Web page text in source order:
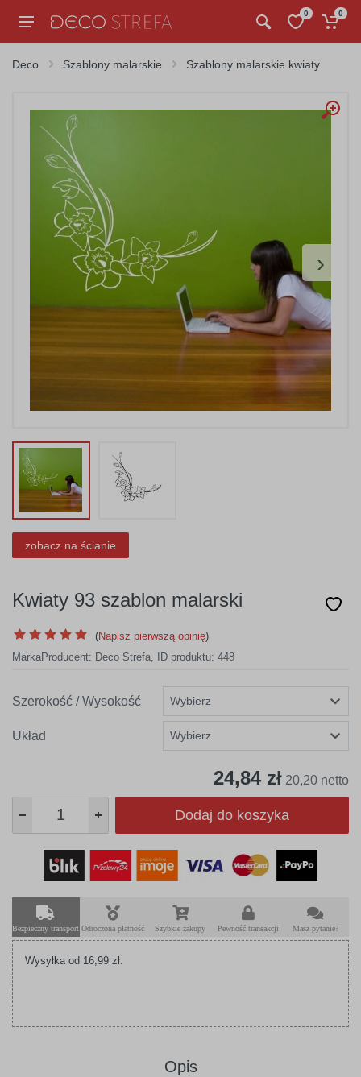
0 0
Deco Szablony malarskie Szablony malarskie kwiaty
›
zobacz na ścianie
Kwiaty 93 szablon malarski
(Napisz pierwszą opinię)
MarkaProducent: Deco Strefa, ID produktu: 448
Szerokość / Wysokość
Układ
24,84 zł 20,20 netto
Dodaj do koszyka
Bezpieczny transport Odroczona płatność Szybkie zakupy Pewność transakcji Masz pytanie?
Wysyłka od 16,99 zł.
Opis